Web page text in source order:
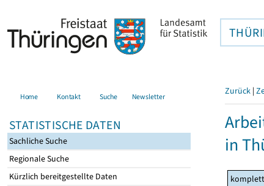
Home Kontakt Suche Newsletter
STATISTISCHE DATEN
Sachliche Suche
Regionale Suche
Kürzlich bereitgestellte Daten
Zurück |
in
komplett